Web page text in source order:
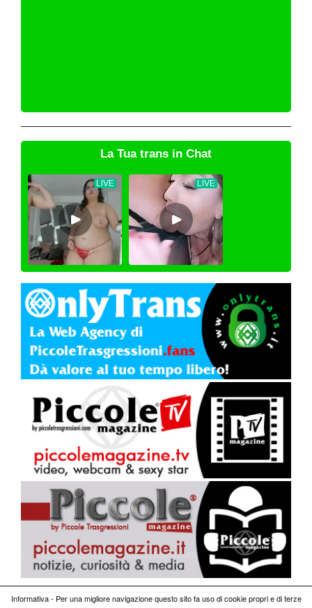
La Tua trans in Chat
Informativa - Per una migliore navigazione questo sito fa uso di cookie propri e di terze